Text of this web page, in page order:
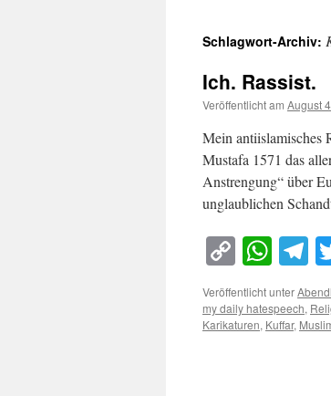
Schlagwort-Archiv:
Ich. Rassist.
Veröffentlicht am August
Mein antiislamisches
Mustafa 1571 das
Anstrengung“ über
unglaublichen
Copy
Link
Veröffentlicht unter
my daily hatespeech,
Karikaturen, Kuffar,